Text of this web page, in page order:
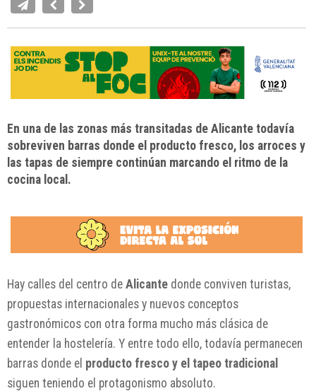
En una de las zonas más transitadas de Alicante todavía
sobreviven barras donde el producto fresco, los arroces y
las tapas de siempre continúan marcando el ritmo de la
cocina local.
Hay calles del centro de Alicante donde conviven turistas,
propuestas internacionales y nuevos conceptos
gastronómicos con otra forma mucho más clásica de
entender la hostelería. Y entre todo ello, todavía permanecen
barras donde el producto fresco y el tapeo tradicional
siguen teniendo el protagonismo absoluto.